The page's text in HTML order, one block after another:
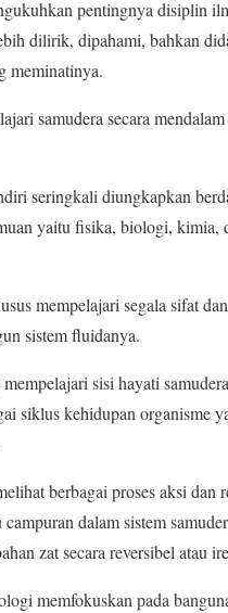
pentingnya disiplin
dilirik, dipahami, bahkan
meminatinya.
samudera secara
seringkali diungkapkan
yaitu fisika, biologi, kimia,
mempelajari segala sifat
sistem fluidanya.
sisi hayati
siklus kehidupan organisme
berbagai proses aksi dan
dalam sistem
zat secara reversibel atau
memfokuskan pada